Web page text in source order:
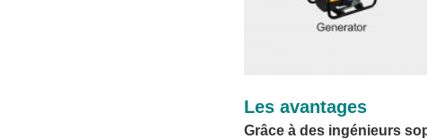
Les avantages
Grâce à des ingénieurs